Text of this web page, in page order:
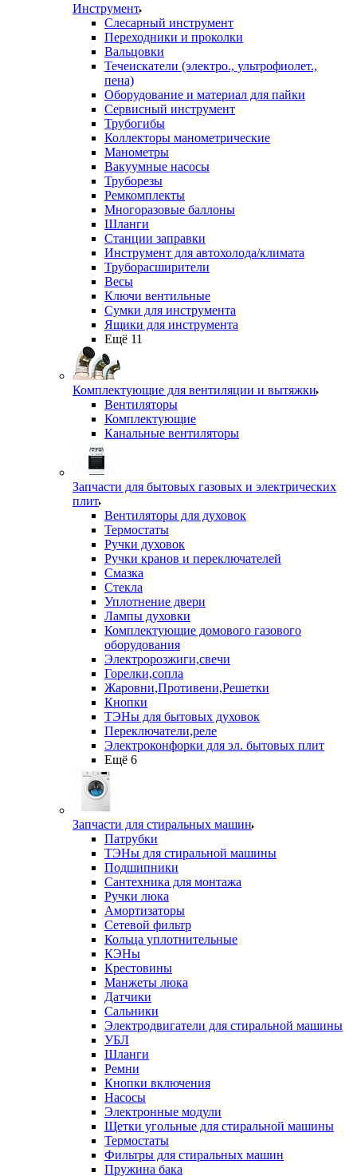
Инструмент
Слесарный инструмент
Переходники и проколки
Вальцовки
Течеискатели (электро., ультрофиолет.,
пена)
Оборудование и материал для пайки
Сервисный инструмент
Трубогибы
Коллекторы манометрические
Манометры
Вакуумные насосы
Труборезы
Ремкомплекты
Многоразовые баллоны
Шланги
Станции заправки
Инструмент для автохолода/климата
Труборасширители
Весы
Ключи вентильные
Сумки для инструмента
Ящики для инструмента
Ещё 11
Комплектующие для вентиляции и вытяжки
Вентиляторы
Комплектующие
Канальные вентиляторы
Запчасти для бытовых газовых и электрических
плит
Вентиляторы для духовок
Термостаты
Ручки духовок
Ручки кранов и переключателей
Смазка
Стекла
Уплотнение двери
Лампы духовки
Комплектующие домового газового
оборудования
Электророзжиги,свечи
Горелки,сопла
Жаровни,Противени,Решетки
Кнопки
ТЭНы для бытовых духовок
Переключатели,реле
Электроконфорки для эл. бытовых плит
Ещё 6
Запчасти для стиральных машин
Патрубки
ТЭНы для стиральной машины
Подшипники
Сантехника для монтажа
Ручки люка
Амортизаторы
Сетевой фильтр
Кольца уплотнительные
КЭНы
Крестовины
Манжеты люка
Датчики
Сальники
Электродвигатели для стиральной машины
УБЛ
Шланги
Ремни
Кнопки включения
Насосы
Электронные модули
Щетки угольные для стиральной машины
Термостаты
Фильтры для стиральных машин
Пружина бака